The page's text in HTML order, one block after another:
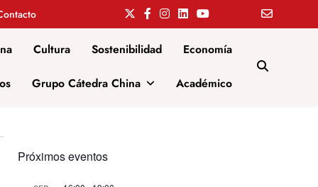
Cultura Sostenibilidad Economía
Grupo Cátedra China Académico
Próximos eventos